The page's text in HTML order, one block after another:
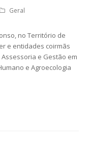
Geral
no Território de
e entidades coirmãs
e Gestão em
e Agroecologia